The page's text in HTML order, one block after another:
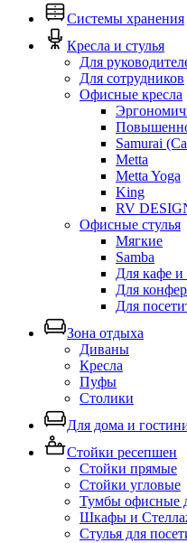
Системы хранения
Кресла и стулья
Для
Для сотрудников
Офисные кресла
Samurai
Metta
Metta Yoga
King
RV
Офисные стулья
Мягкие
Samba
Для кафе и
Для
Для
Зона отдыха
Диваны
Кресла
Пуфы
Столики
Для дома и
Стойки ресепшен
Стойки прямые
Стойки угловые
Тумбы офисные
Шкафы и
Стулья для